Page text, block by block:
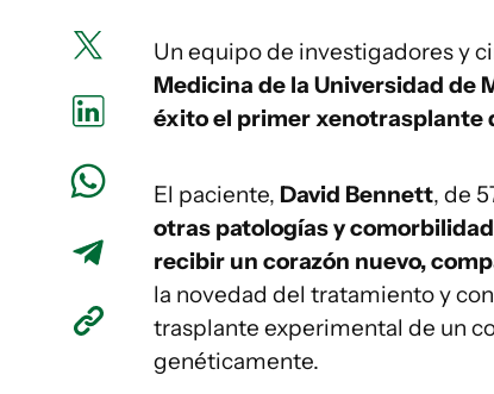
Un equipo de investigadores y
Medicina de la Universidad de
éxito el primer xenotrasplante
El paciente, David Bennett, de
otras patologías y
recibir un corazón nuevo,
la novedad del tratamiento y
trasplante experimental de un
genéticamente.